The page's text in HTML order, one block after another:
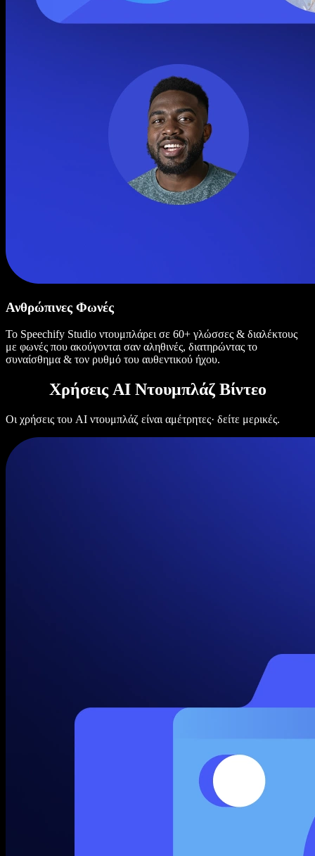
Ανθρώπινες Φωνές
Το Speechify Studio ντουμπλάρει σε 60+ γλώσσες & διαλέκτους
με φωνές που ακούγονται σαν αληθινές, διατηρώντας το
συναίσθημα & τον ρυθμό του αυθεντικού ήχου.
Χρήσεις AI Ντουμπλάζ Βίντεο
Οι χρήσεις του AI ντουμπλάζ είναι αμέτρητες· δείτε μερικές.